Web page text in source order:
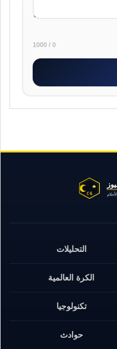
0 / 1000
التحليلات
الكرة العالمية
تكنولوجيا
حوادث